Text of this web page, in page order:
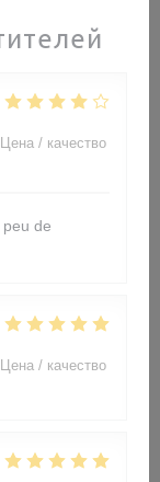
Цена / качество
de
Цена / качество